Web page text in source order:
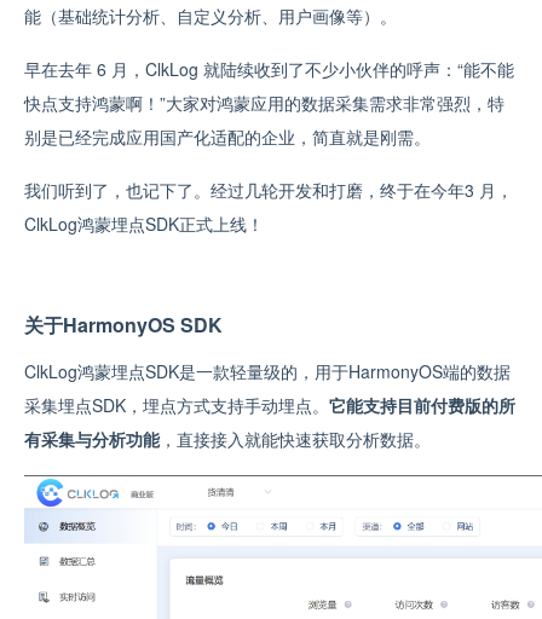
能（基础统计分析、自定义分析、用户画像等）。
早在去年 6 月，ClkLog 就陆续收到了不少小伙伴的呼声：“能不能
快点支持鸿蒙啊！”大家对鸿蒙应用的数据采集需求非常强烈，特
别是已经完成应用国产化适配的企业，简直就是刚需。
我们听到了，也记下了。经过几轮开发和打磨，终于在今年3 月，
ClkLog鸿蒙埋点SDK正式上线！
关于HarmonyOS SDK
ClkLog鸿蒙埋点SDK是一款轻量级的，用于HarmonyOS端的数据
采集埋点SDK，埋点方式支持手动埋点。 它能支持目前付费版的所
有采集与分析功能， 直接接入就能快速获取分析数据。